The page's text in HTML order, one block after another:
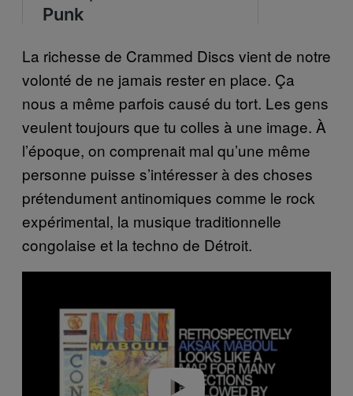
La richesse de Crammed Discs vient de notre
volonté de ne jamais rester en place. Ça
nous a même parfois causé du tort. Les gens
veulent toujours que tu colles à une image. À
l’époque, on comprenait mal qu’une même
personne puisse s’intéresser à des choses
prétendument antinomiques comme le rock
expérimental, la musique traditionnelle
congolaise et la techno de Détroit.
Play video